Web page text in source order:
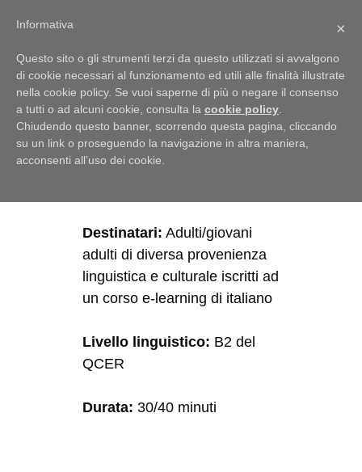
Menu
Come ti senti?
28 Luglio 2020 di
Destinatari: Adulti/giovani
adulti di diversa provenienza
linguistica e culturale iscritti ad
un corso e-learning di italiano
Livello linguistico: B2 del
QCER
Durata:30/40 minuti
×
Informativa
Questo sito o gli strumenti terzi da questo utilizzati si avvalgono
di cookie necessari al funzionamento ed utili alle finalità illustrate
nella cookie policy. Se vuoi saperne di più o negare il consenso
a tutti o ad alcuni cookie, consulta la cookie policy
Chiudendo questo banner, scorrendo questa pagina, cliccando
su un link o proseguendo la navigazione in altra maniera,
acconsenti all’uso dei cookie.